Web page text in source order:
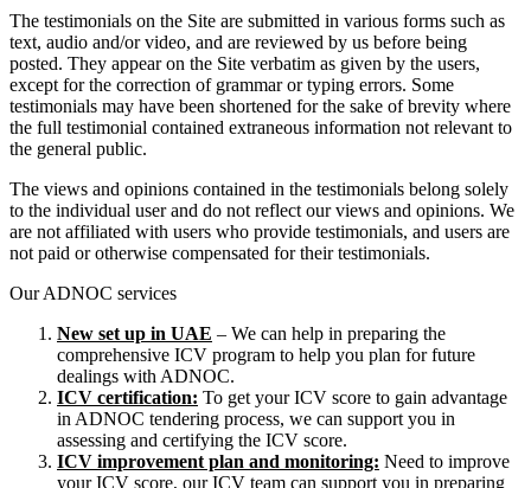
The testimonials on the Site are submitted in various forms such as
text, audio and/or video, and are reviewed by us before being
posted. They appear on the Site verbatim as given by the users,
except for the correction of grammar or typing errors. Some
testimonials may have been shortened for the sake of brevity where
the full testimonial contained extraneous information not relevant to
the general public.
The views and opinions contained in the testimonials belong solely
to the individual user and do not reflect our views and opinions. We
are not affiliated with users who provide testimonials, and users are
not paid or otherwise compensated for their testimonials.
Our ADNOC services
New set up in UAE – We can help in preparing the
comprehensive ICV program to help you plan for future
dealings with ADNOC.
ICV certification: To get your ICV score to gain advantage
in ADNOC tendering process, we can support you in
assessing and certifying the ICV score.
ICV improvement plan and monitoring: Need to improve
your ICV score, our ICV team can support you in preparing